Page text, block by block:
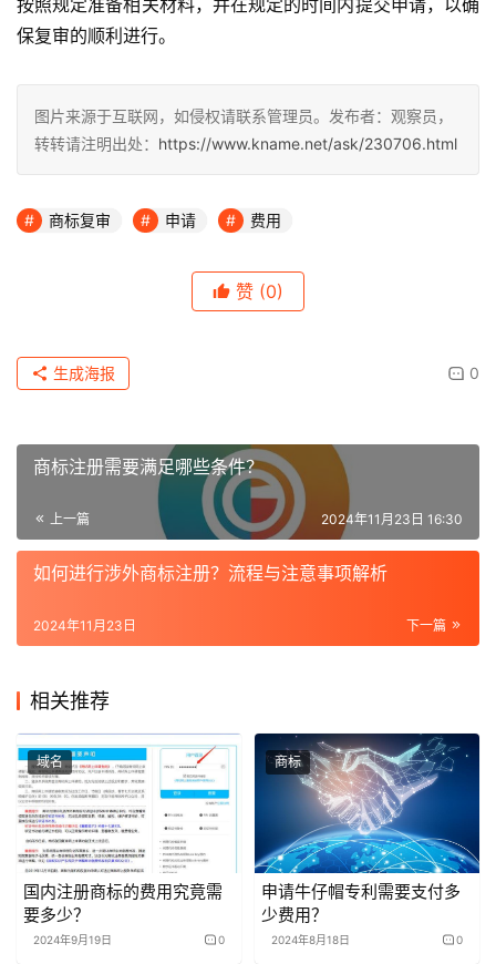
保复审的顺利进行。
图片来源于互联网，如侵权请联系管理员。发布者：观察员，
转转请注明出处： https://www.kname.net/ask/230706.html
商标复审 申请 费用
赞 (0)
0
生成海报
商标注册需要满足哪些条件？
上一篇 2024年11月23日 16:30
如何进行涉外商标注册？流程与注意事项解析
下一篇
2024年11月23日
相关推荐
域名
国内注册商标的费用究竟需
要多少？
2024年9月19日 0
商标
申请牛仔帽专利需要支付多
少费用？
2024年8月18日 0